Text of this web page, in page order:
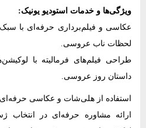
ویژگی‌ها و خدمات استودیو یونیک:
عکاسی و فیلم‌برداری حرفه‌ای با
لحظات ناب عروسی.
طراحی فیلم‌های فرمالیته با
داستان روز عروسی.
استفاده از هلی‌شات و عکاسی
ارائه مشاوره حرفه‌ای در